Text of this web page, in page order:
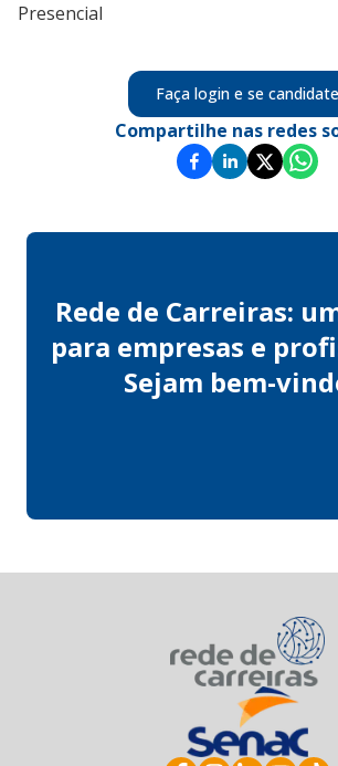
Presencial
Faça login e se candidate
Compartilhe nas redes
Rede de Carreiras:
para empresas e
Sejam bem-